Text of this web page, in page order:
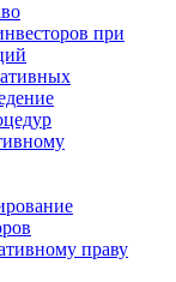
при
праву